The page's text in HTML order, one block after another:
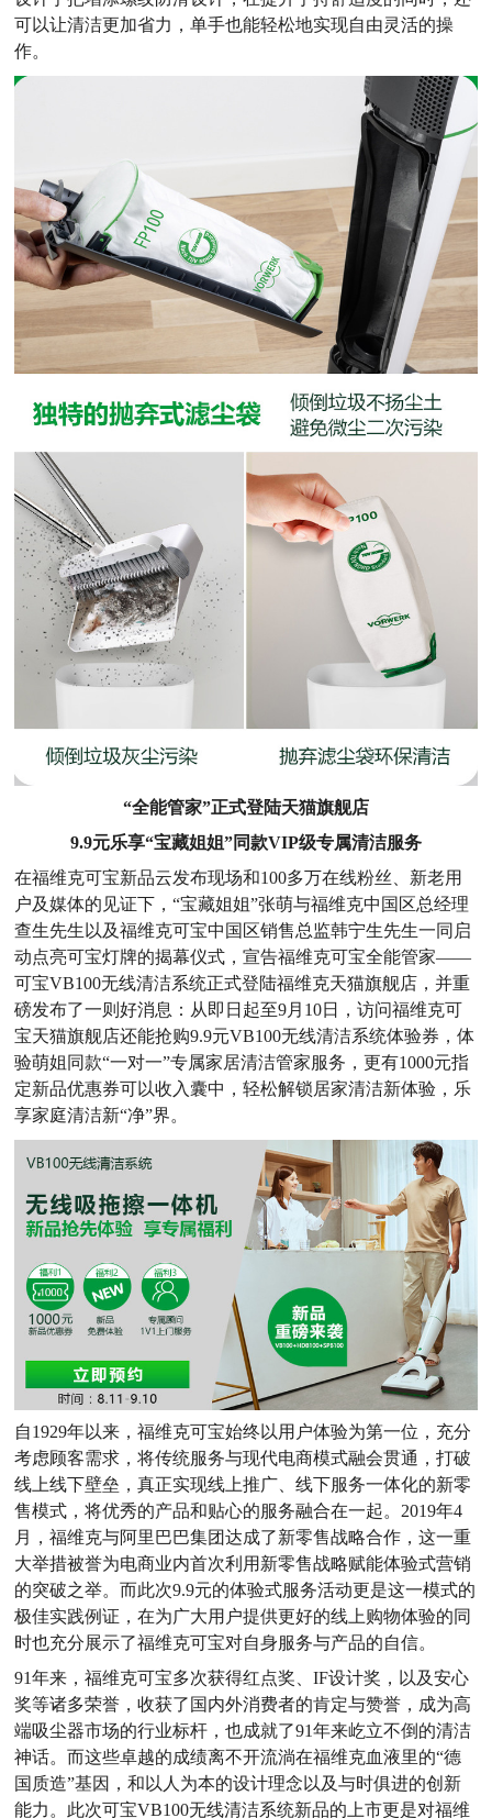
可以让清洁更加省力，单手也能轻松地实现自由灵活的操
作。
“全能管家”正式登陆天猫旗舰店
9.9元乐享“宝藏姐姐”同款VIP级专属清洁服务
在福维克可宝新品云发布现场和100多万在线粉丝、新老用
户及媒体的见证下，“宝藏姐姐”张萌与福维克中国区总经理
查生先生以及福维克可宝中国区销售总监韩宁生先生一同启
动点亮可宝灯牌的揭幕仪式，宣告福维克可宝全能管家——
可宝VB100无线清洁系统正式登陆福维克天猫旗舰店，并重
磅发布了一则好消息：从即日起至9月10日，访问福维克可
宝天猫旗舰店还能抢购9.9元VB100无线清洁系统体验券，体
验萌姐同款“一对一”专属家居清洁管家服务，更有1000元指
定新品优惠券可以收入囊中，轻松解锁居家清洁新体验，乐
享家庭清洁新“净”界。
自1929年以来，福维克可宝始终以用户体验为第一位，充分
考虑顾客需求，将传统服务与现代电商模式融会贯通，打破
线上线下壁垒，真正实现线上推广、线下服务一体化的新零
售模式，将优秀的产品和贴心的服务融合在一起。2019年4
月，福维克与阿里巴巴集团达成了新零售战略合作，这一重
大举措被誉为电商业内首次利用新零售战略赋能体验式营销
的突破之举。而此次9.9元的体验式服务活动更是这一模式的
极佳实践例证，在为广大用户提供更好的线上购物体验的同
时也充分展示了福维克可宝对自身服务与产品的自信。
91年来，福维克可宝多次获得红点奖、IF设计奖，以及安心
奖等诸多荣誉，收获了国内外消费者的肯定与赞誉，成为高
端吸尘器市场的行业标杆，也成就了91年来屹立不倒的清洁
神话。而这些卓越的成绩离不开流淌在福维克血液里的“德
国质造”基因，和以人为本的设计理念以及与时俱进的创新
能力。此次可宝VB100无线清洁系统新品的上市更是对福维